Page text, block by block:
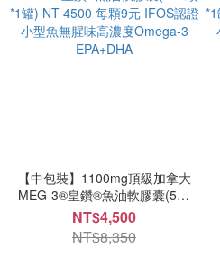
【中包裝】1100mg頂級加拿大
MEG-3®皇鑽®魚油軟膠囊(500
顆*1罐) NT 4500 每顆9元
IFOS認證小型魚無腥味高濃度
Omega-3 EPA+DHA
NT$4,500
NT$8,350